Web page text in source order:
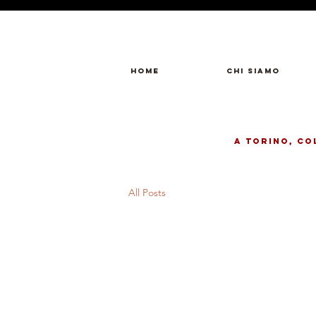
Home Chi Siamo
a Torino,
All Posts